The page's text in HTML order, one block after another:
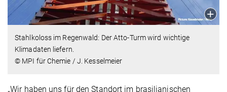
Stahlkoloss im Regenwald: Der Atto-Turm wird wichtige
Klimadaten liefern.
© MPI für Chemie / J. Kesselmeier
„Wir haben uns für den Standort im brasilianischen